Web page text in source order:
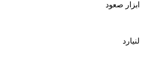
ابزار صعود
لنیارد